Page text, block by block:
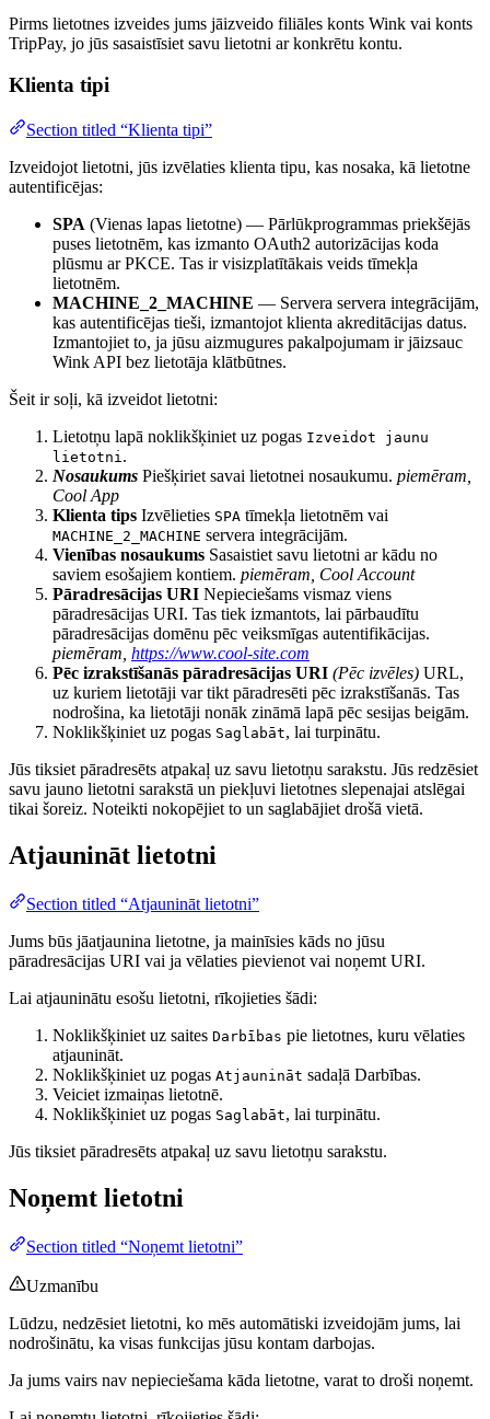
Pirms lietotnes izveides jums jāizveido filiāles konts Wink vai konts
TripPay, jo jūs sasaistīsiet savu lietotni ar konkrētu kontu.
Klienta tipi
Section titled “Klienta tipi”
Izveidojot lietotni, jūs izvēlaties klienta tipu, kas nosaka, kā lietotne
autentificējas:
SPA (Vienas lapas lietotne) — Pārlūkprogrammas priekšējās
puses lietotnēm, kas izmanto OAuth2 autorizācijas koda
plūsmu ar PKCE. Tas ir visizplatītākais veids tīmekļa
lietotnēm.
MACHINE_2_MACHINE — Servera servera integrācijām,
kas autentificējas tieši, izmantojot klienta akreditācijas datus.
Izmantojiet to, ja jūsu aizmugures pakalpojumam ir jāizsauc
Wink API bez lietotāja klātbūtnes.
Šeit ir soļi, kā izveidot lietotni:
Lietotņu lapā noklikšķiniet uz pogas Izveidot jaunu
lietotni .
Nosaukums Piešķiriet savai lietotnei nosaukumu. piemēram,
Cool App
Klienta tips Izvēlieties SPA tīmekļa lietotnēm vai
MACHINE_2_MACHINE servera integrācijām.
Vienības nosaukums Sasaistiet savu lietotni ar kādu no
saviem esošajiem kontiem. piemēram, Cool Account
Pāradresācijas URI Nepieciešams vismaz viens
pāradresācijas URI. Tas tiek izmantots, lai pārbaudītu
pāradresācijas domēnu pēc veiksmīgas autentifikācijas.
piemēram, https://www.cool-site.com
Pēc izrakstīšanās pāradresācijas URI (Pēc izvēles) URL,
uz kuriem lietotāji var tikt pāradresēti pēc izrakstīšanās. Tas
nodrošina, ka lietotāji nonāk zināmā lapā pēc sesijas beigām.
Noklikšķiniet uz pogas Saglabāt, lai turpinātu.
Jūs tiksiet pāradresēts atpakaļ uz savu lietotņu sarakstu. Jūs redzēsiet
savu jauno lietotni sarakstā un piekļuvi lietotnes slepenajai atslēgai
tikai šoreiz. Noteikti nokopējiet to un saglabājiet drošā vietā.
Atjaunināt lietotni
Section titled “Atjaunināt lietotni”
Jums būs jāatjaunina lietotne, ja mainīsies kāds no jūsu
pāradresācijas URI vai ja vēlaties pievienot vai noņemt URI.
Lai atjauninātu esošu lietotni, rīkojieties šādi:
Noklikšķiniet uz saites Darbības pie lietotnes, kuru vēlaties
atjaunināt.
Noklikšķiniet uz pogas Atjaunināt sadaļā Darbības.
Veiciet izmaiņas lietotnē.
Noklikšķiniet uz pogas Saglabāt, lai turpinātu.
Jūs tiksiet pāradresēts atpakaļ uz savu lietotņu sarakstu.
Noņemt lietotni
Section titled “Noņemt lietotni”
Uzmanību
Lūdzu, nedzēsiet lietotni, ko mēs automātiski izveidojām jums, lai
nodrošinātu, ka visas funkcijas jūsu kontam darbojas.
Ja jums vairs nav nepieciešama kāda lietotne, varat to droši noņemt.